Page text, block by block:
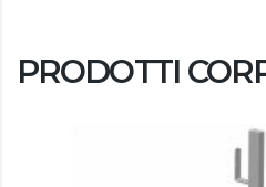
PRODOTTI